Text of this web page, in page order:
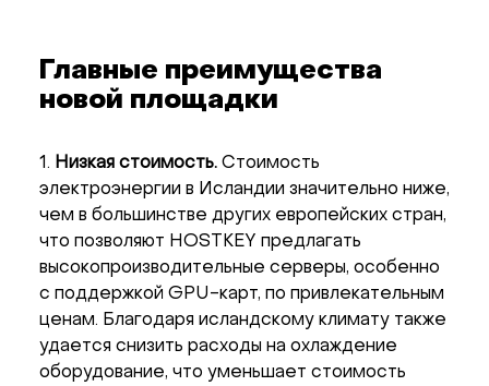
Главные преимущества
новой площадки
1. Низкая стоимость. Стоимость
электроэнергии в Исландии значительно ниже,
чем в большинстве других европейских стран,
что позволяют HOSTKEY предлагать
высокопроизводительные серверы, особенно
с поддержкой GPU-карт, по привлекательным
ценам. Благодаря исландскому климату также
удается снизить расходы на охлаждение
оборудование, что уменьшает стоимость